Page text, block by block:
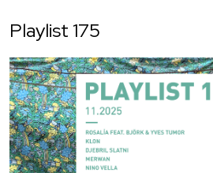
Playlist 175